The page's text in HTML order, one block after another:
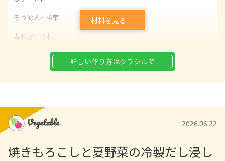
材料を見る
そうめん…4束
青ねぎ…2本
みょうが…1個
めんつゆ（2倍濃縮）…100ml
詳しい作り方はクラシルで
2026.06.22
焼きもろこしと夏野菜の冷製だし浸し